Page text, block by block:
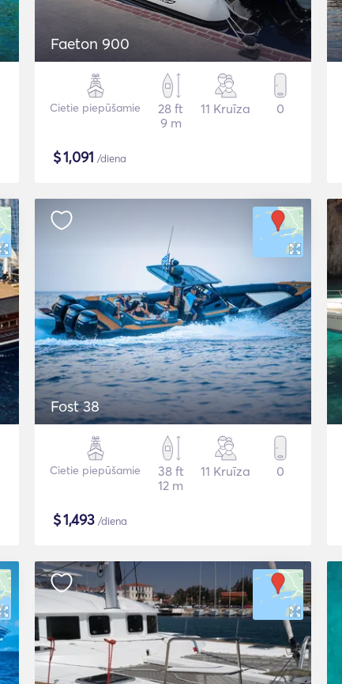
Faeton 900
Cietie piepūšamie
28 ft
9 m
11 Kruīza 0
$1,091 /diena
Fost 38
Cietie piepūšamie
38 ft
12 m
11 Kruīza 0
$1,493 /diena